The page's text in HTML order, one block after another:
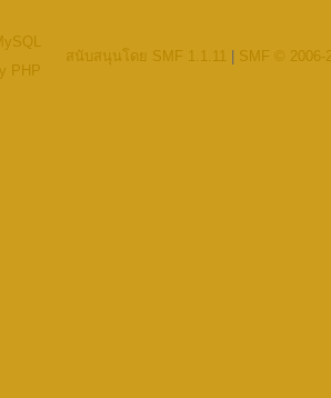
สนับสนุนโดย SMF 1.1.11 | SMF © 2006-